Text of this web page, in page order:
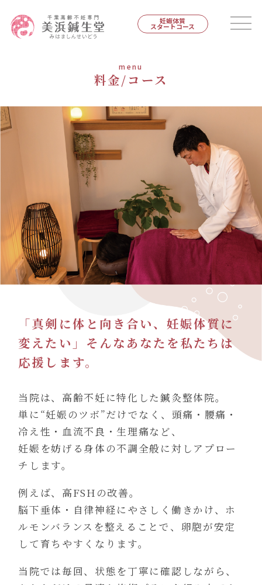
妊娠体質
スタートコース
080-4461-1473
LINE問い合わせ
料金/コース
menu
「真剣に体と向き合い、妊娠体質に
変えたい」そんなあなたを私たちは
応援します。
当院は、高齢不妊に特化した鍼灸整体院。
単に“妊娠のツボ”だけでなく、頭痛・腰痛・
冷え性・血流不良・生理痛など、
妊娠を妨げる身体の不調全般に対しアプロー
チします。
例えば、高FSHの改善。
脳下垂体・自律神経にやさしく働きかけ、ホ
ルモンバランスを整えることで、卵胞が安定
して育ちやすくなります。
当院では毎回、状態を丁寧に確認しながら、